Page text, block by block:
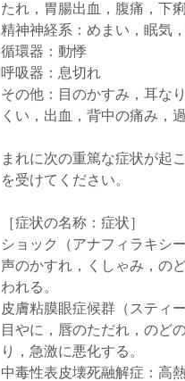
たれ，胃腸出血，腹痛，下
精神神経系：めまい，眠気
循環器：動悸
呼吸器：息切れ
その他：目のかすみ，耳な
くい，出血，背中の痛み，
まれに次の重篤な症状が起
を受けてください。
［症状の名称：症状］
ショック（アナフィラキシ
声のかすれ，くしゃみ，の
われる。
皮膚粘膜眼症候群（スティ
目やに，唇のただれ，のど
り，急激に悪化する。
中毒性表皮壊死融解症：高